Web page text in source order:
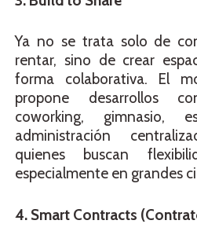
Ya no se trata solo de
rentar, sino de crear
forma colaborativa. El
propone desarrollos
coworking, gimnasio,
administración
quienes buscan
especialmente en grandes
4. Smart Contracts